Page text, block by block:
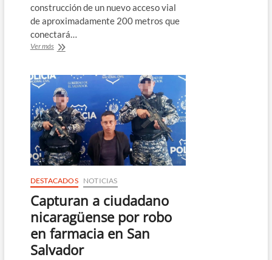
construcción de un nuevo acceso vial
de aproximadamente 200 metros que
conectará…
Ver másNuevo
en
Nuevo
Cuscatlán
busca
aliviar
tráfico
y
mejorar
la
conectividad
en
la
DESTACADOS NOTICIAS
Capturan a ciudadano
nicaragüense por robo
en farmacia en San
Salvador